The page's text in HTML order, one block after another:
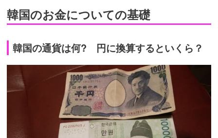
韓国のお金についての基礎
韓国の通貨は何? 円に換算するといくら？